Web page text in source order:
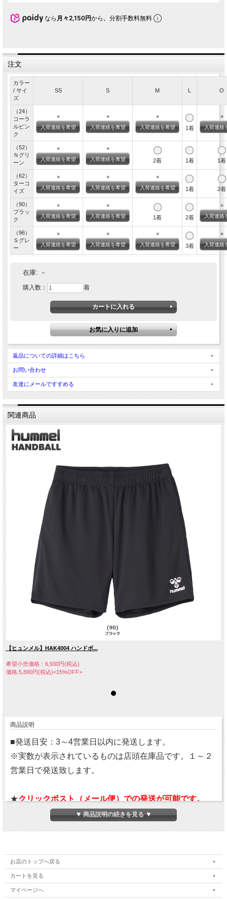
なら月々2,150円から。分割手数料無料
注文
カラー
/ サイ
ズ
SS S M O
（24）
コーラ
ルピン
ク
×
入荷連絡を希望
×
入荷連絡を希望
×
入荷連絡を希望 1着
×
入荷連絡
（52）
Ｎグリ
ーン
×
入荷連絡を希望
×
入荷連絡を希望 2着 1着 1着
（62）
ターコ
イズ
×
入荷連絡を希望
×
入荷連絡を希望
×
入荷連絡を希望 1着 2着
（90）
ブラッ
ク
×
入荷連絡を希望
×
入荷連絡を希望 1着 2着
×
入荷連絡
（96）
Ｓグレ
ー
×
入荷連絡を希望
×
入荷連絡を希望
×
入荷連絡を希望 3着
×
入荷連絡
在庫: －
購入数： 着
返品についての詳細はこちら
お問い合わせ
友達にメールですすめる
関連商品
【ヒュンメル】HAK4004 ハンドボ...
希望小売価格：6,930円(税込)
価格:5,890円(税込)<15%OFF>
商品説明
■発送目安：3～4営業日以内に発送します。
※実数が表示されているものは店頭在庫品です。１～２
営業日で発送致します。
★クリックポスト（メール便）での発送が可能です。
（全国一律送料￥220）
★代引不可、ポストへの投函で配達終了となります。
ください。
吸汗速乾素材を採用したレフリーシャツ。
▼ 商品説明の続きを見る ▼
お店のトップへ戻る
カートを見る
マイページへ